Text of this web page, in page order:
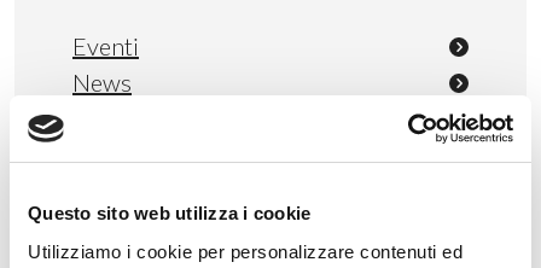
Questo sito web utilizza i cookie
Utilizziamo i cookie per personalizzare contenuti ed
Eventi
News
Press